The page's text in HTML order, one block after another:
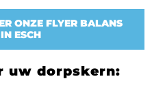
ONZE FLYER BALANS
IN ESCH
uw dorpskern: